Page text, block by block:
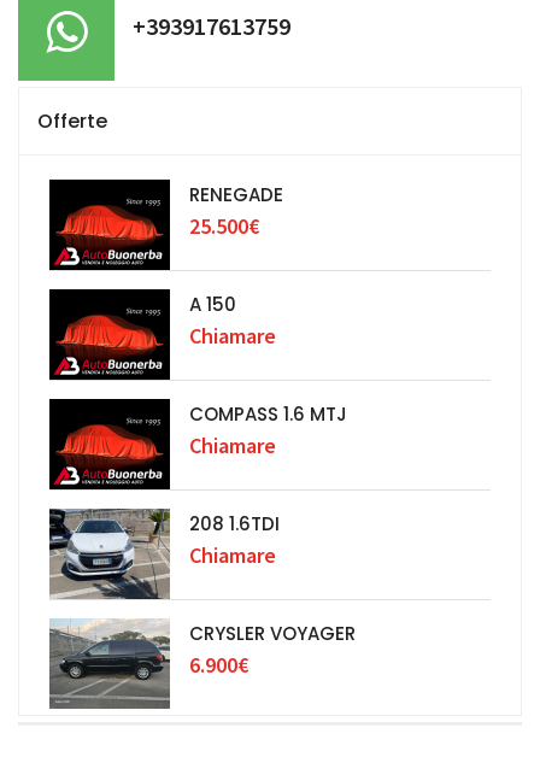
+393917613759
Offerte
RENEGADE
25.500€
A 150
Chiamare
COMPASS 1.6 MTJ
Chiamare
208 1.6TDI
Chiamare
CRYSLER VOYAGER
6.900€